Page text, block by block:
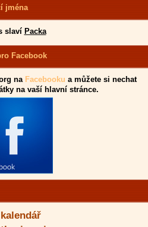
jména
slaví Packa
Facebook
na Facebooku a můžete si nechat
na vaší hlavní stránce.
kalendář